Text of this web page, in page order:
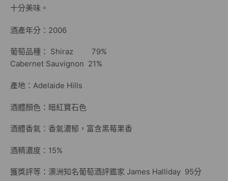
十分美味。
酒產年分：2006
葡萄品種： Shiraz 79%
Cabernet Sauvignon 21%
產地：Adelaide Hills
酒體顏色：暗紅寶石色
酒體香氣：香氣濃郁，富含黑莓果香
酒精濃度：15%
獲獎評等：澳洲知名葡萄酒評鑑家 James Halliday 95分